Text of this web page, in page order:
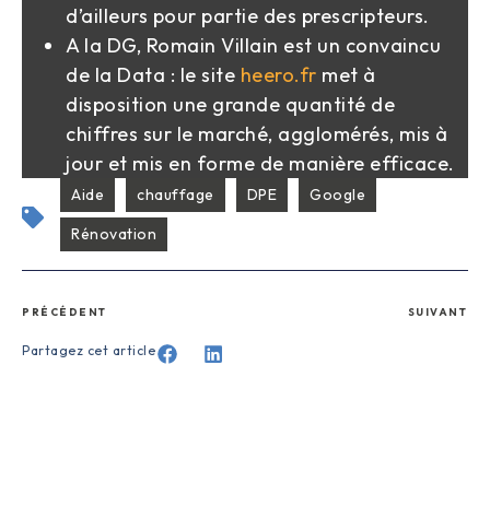
d’ailleurs pour partie des prescripteurs.
A la DG, Romain Villain est un convaincu
de la Data : le site heero.fr met à
disposition une grande quantité de
chiffres sur le marché, agglomérés, mis à
jour et mis en forme de manière efficace.
Aide chauffage DPE
Google
Rénovation
PRÉCÉDENT SUIVANT
Partagez cet article